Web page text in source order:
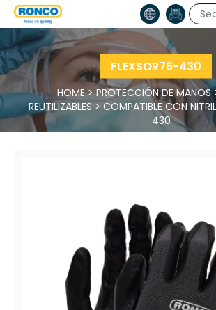
FLEXSOR76-430
HOME>PROTECCIÓN DE MANOS
REUTILIZABLES > COMPATIBLE CON
430